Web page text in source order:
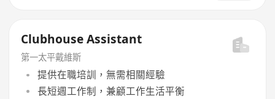
Clubhouse Assistant
第一太平戴維斯
提供在職培訓，無需相關經驗
長短週工作制，兼顧工作生活平衡